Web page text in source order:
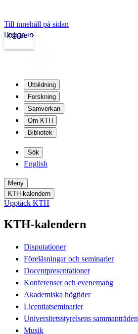
Till innehåll på sidan
kth.se
Logga in
Utbildning
Forskning
Samverkan
Om KTH
Bibliotek
Sök
English
Meny
KTH-kalendern
Upptäck KTH
KTH-kalendern
Disputationer
Föreläsningar och seminarier
Docentpresentationer
Konferenser och evenemang
Akademiska högtider
Licentiatseminarier
Universitetsstyrelsens sammanträden
Musik